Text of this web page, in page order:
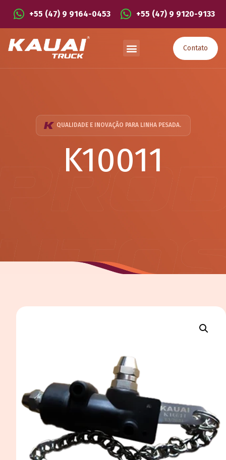
+55 (47) 9 9164-0453 +55 (47) 9 9120-9133
Contato
QUALIDADE E INOVAÇÃO PARA LINHA PESADA.
K10011